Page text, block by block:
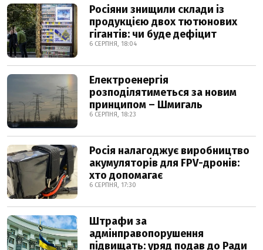
Росіяни знищили склади із
продукцією двох тютюнових
гігантів: чи буде дефіцит
6 СЕРПНЯ, 18:04
Електроенергія
розподілятиметься за новим
принципом – Шмигаль
6 СЕРПНЯ, 18:23
Росія налагоджує виробництво
акумуляторів для FPV-дронів:
хто допомагає
6 СЕРПНЯ, 17:30
Штрафи за
адмінправопорушення
підвищать: уряд подав до Ради